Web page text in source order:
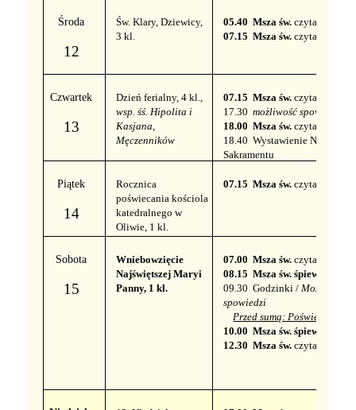
Środa
12
Św. Klary, Dziewicy,
3 kl.
05.40 ​​ Msza św. czytana
07.15 ​​ Msza św. czytana
Czwartek
13
Dzień ferialny, 4 kl.,
wsp. śś. Hipolita i
Kasjana,
Męczenników
07.15 ​​ Msza św. czytana
17.30 możliwość spowiedzi
18.00 ​​ Msza św. czytana
18.40 ​​ Wystawienie Najśw.
Sakramentu
Piątek
14
Rocznica
poświecania kościola
katedralnego w
Oliwie, 1 kl.
07.15 ​​ Msza św. czytana
Sobota
15
Wniebowzięcie
Najświętszej Maryi
Panny, 1 kl.
07.00 ​​ Msza św. czytana
08.15 ​​ Msza św. śpiewana
09.30 Godzinki / Możliwość
spowiedzi
Przed sumą: Poświecenie
10.00 ​​ Msza św. śpiewana
12.30 ​​ Msza św. czytana